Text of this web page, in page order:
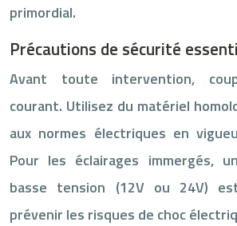
primordial.
Précautions de sécurité
Avant toute intervention,
courant. Utilisez du matériel
aux normes électriques en
Pour les éclairages immergés,
basse tension (12V ou 24V)
prévenir les risques de choc